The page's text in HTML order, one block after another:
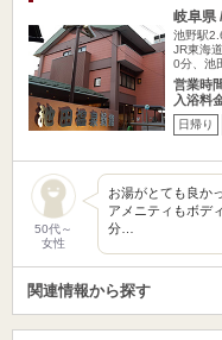
岐阜県
池野駅
JR東海
0分、池
営業時
入浴料
日帰り
50代～
女性
お湯がとても良か
アメニティもボデ
分…
関連情報から探す